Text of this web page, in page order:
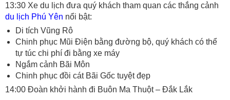
13:30 Xe du lịch đưa quý khách tham quan các thắng cảnh
du lịch Phú Yên nổi bật:
Di tích Vũng Rô
Chinh phục Mũi Điện bằng đường bộ, quý khách có thể
tự túc chi phí đi bằng xe máy
Ngắm cảnh Bãi Môn
Chinh phục đồi cát Bãi Gốc tuyệt đẹp
14:00 Đoàn khởi hành đi Buôn Ma Thuột – Đắk Lắk